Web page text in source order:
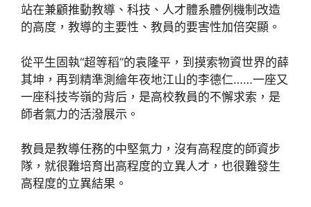
站在兼顧推動教導、科技、人才體系體例機制改造
的高度，教導的主要性、教員的要害性加倍突顯。
從平生固執“超等稻”的袁隆平，到摸索物資世界的薛
其坤，再到精準測繪年夜地江山的李德仁……一座又
一座科技岑嶺的背后，是高校教員的不懈求索，是
師者氣力的活潑展示。
教員是教導任務的中堅氣力，沒有高程度的師資步
隊，就很難培育出高程度的立異人才，也很難發生
高程度的立異結果。